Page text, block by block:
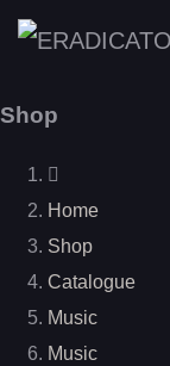
Shop
Home
Shop
Catalogue
Music
Music